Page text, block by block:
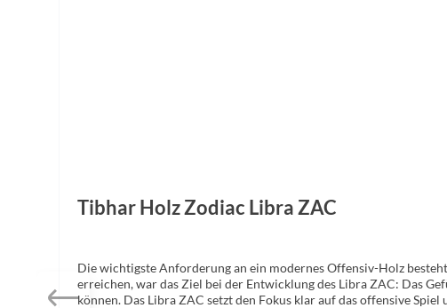
Tibhar Holz Zodiac Libra ZAC
Die wichtigste Anforderung an ein modernes Offensiv-Holz
erreichen, war das Ziel bei der Entwicklung des Libra ZAC: Das
können. Das Libra ZAC setzt den Fokus klar auf das offensive